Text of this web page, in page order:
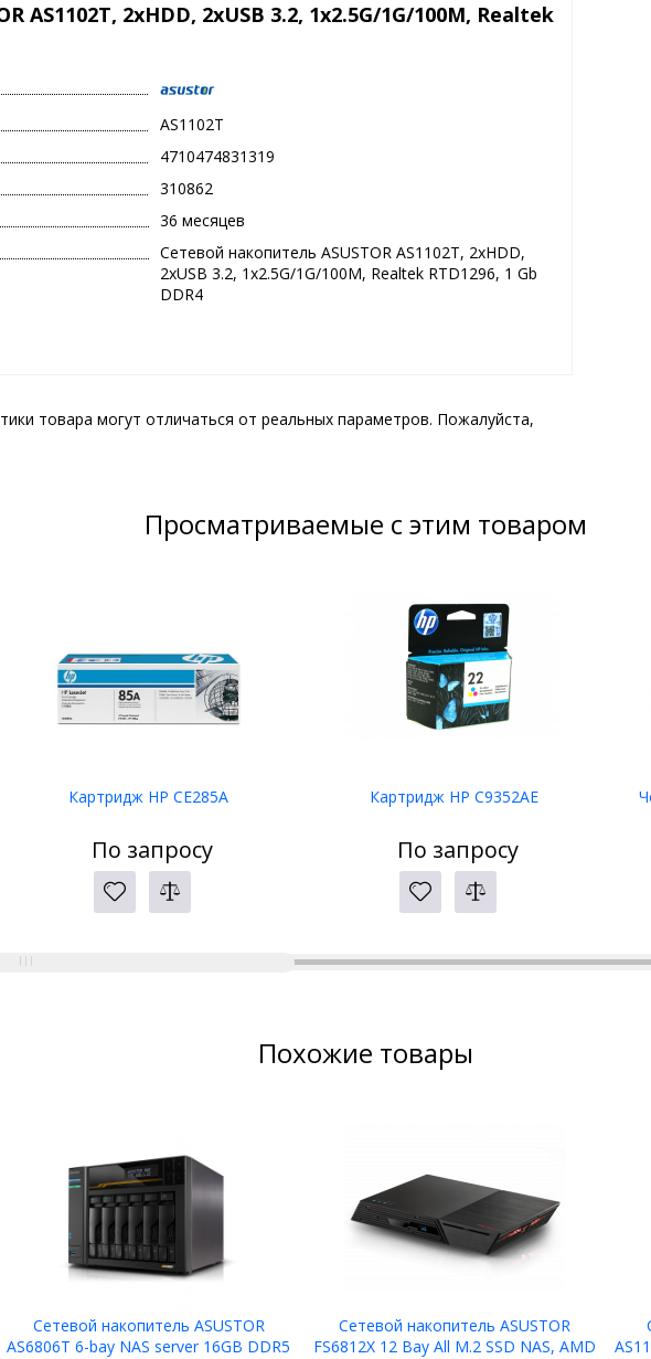
AS1102T, 2хHDD, 2xUSB 3.2, 1x2.5G/1G/100M, Realtek
AS1102T
4710474831319
310862
36 месяцев
Сетевой накопитель ASUSTOR AS1102T, 2хHDD,
2xUSB 3.2, 1x2.5G/1G/100M, Realtek RTD1296, 1 Gb
DDR4
товара могут отличаться от реальных параметров. Пожалуйста,
Просматриваемые с этим товаром
Картридж HP CE285A
По запросу
Картридж HP C9352AE
По запросу
Похожие товары
Сетевой накопитель ASUSTOR
AS6806T 6-bay NAS server 16GB DDR5
Сетевой накопитель ASUSTOR
FS6812X 12 Bay All M.2 SSD NAS, AMD